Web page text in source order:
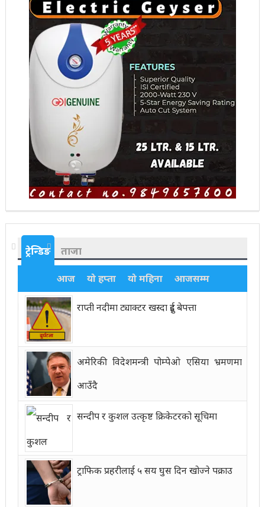
ट्रेन्डिङ ताजा
आज यो हप्ता यो महिना आजसम्म
राप्ती नदीमा ट्याक्टर खस्दा दुई बेपत्ता
अमेरिकी विदेशमन्त्री पोम्पेओ एसिया भ्रमणमा
आउँदै
सन्दीप र कुशल उत्कृष्ट क्रिकेटरको सूचिमा
ट्राफिक प्रहरीलाई ५ सय घुस दिन खोज्ने पक्राउ